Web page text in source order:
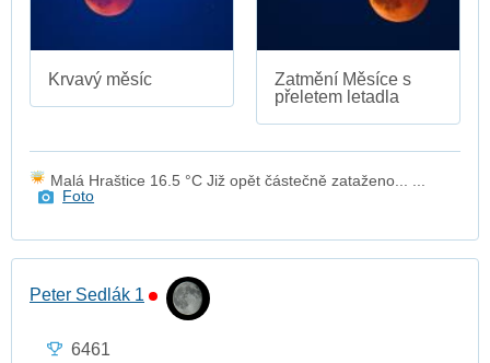
Krvavý měsíc
Zatmění Měsíce s
přeletem letadla
Malá Hraštice 16.5 °C Již opět částečně zataženo... ...
Foto
Peter Sedlák 1
6461